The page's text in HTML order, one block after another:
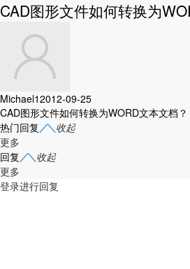
CAD图形文件如何转换为
Michael12012-09-25
CAD图形文件如何转换为WORD文本文档？
热门回复
收起
更多
回复
收起
更多
登录进行回复